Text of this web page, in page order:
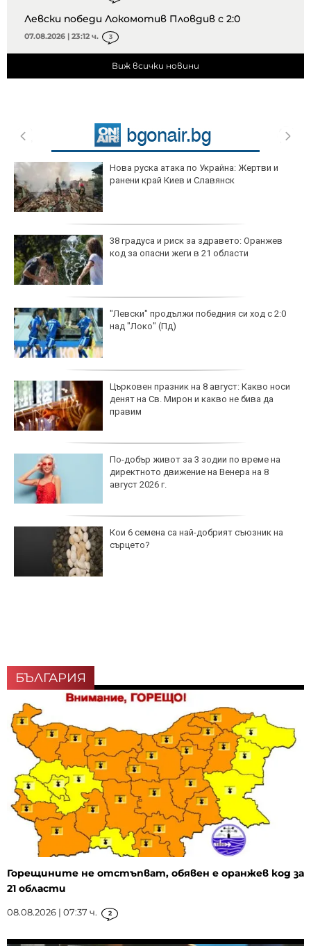
Левски победи Локомотив Пловдив с 2:0
07.08.2026 | 23:12 ч. 3
Виж всички новини
Нова руска атака по Украйна: Жертви и
ранени край Киев и Славянск
38 градуса и риск за здравето: Оранжев
код за опасни жеги в 21 области
"Левски" продължи победния си ход с 2:0
над "Локо" (Пд)
Църковен празник на 8 август: Какво носи
денят на Св. Мирон и какво не бива да
правим
По-добър живот за 3 зодии по време на
директното движение на Венера на 8
август 2026 г.
Кои 6 семена са най-добрият съюзник на
сърцето?
БЪЛГАРИЯ
Горещините не отстъпват, обявен е оранжев код за
21 области
08.08.2026 | 07:37 ч. 2